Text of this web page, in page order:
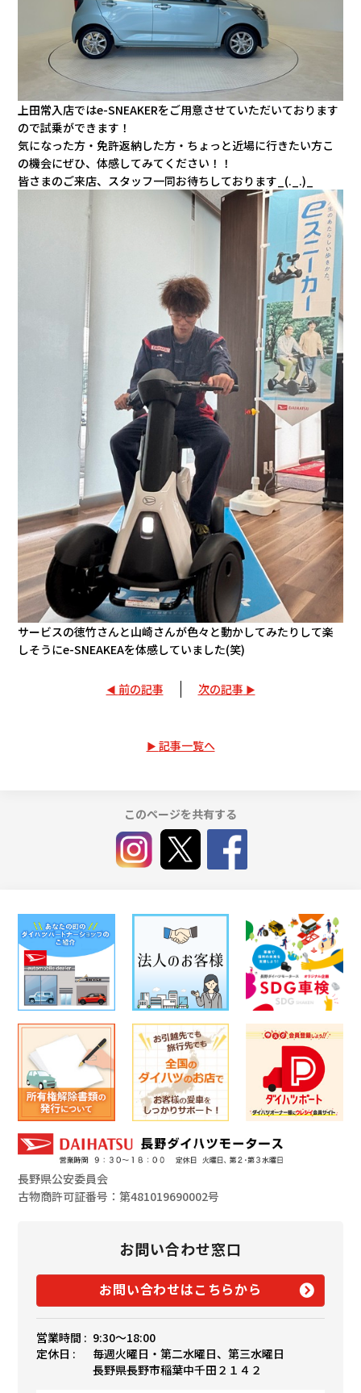
上田常入店ではe-SNEAKERをご用意させていただいております
ので試乗ができます！
気になった方・免許返納した方・ ちょっと近場に行きたい方こ
の機会にぜひ、体感してみてください！！
皆さまのご来店、スタッフ一同お待ちしております_(._.)_
サービスの徳竹さんと山崎さんが色々と動かしてみたりして楽
しそうにe-SNEAKEAを体感していました(笑)
前の記事 次の記事
記事一覧へ
このページを共有する
長野県公安委員会
古物商許可証番号：第481019690002号
お問い合わせ窓口
お問い合わせはこちらから
営業時間 : 9:30〜18:00
定休日 :
毎週火曜日・第二水曜日、第三水曜日
長野県長野市稲葉中千田２１４２